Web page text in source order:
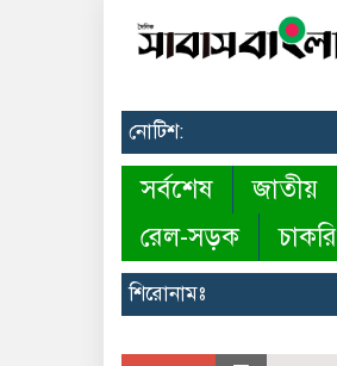
নোটিশ:
সর্বশেষ জাতীয়
রেল-সড়ক
চাকরি
শিরোনামঃ